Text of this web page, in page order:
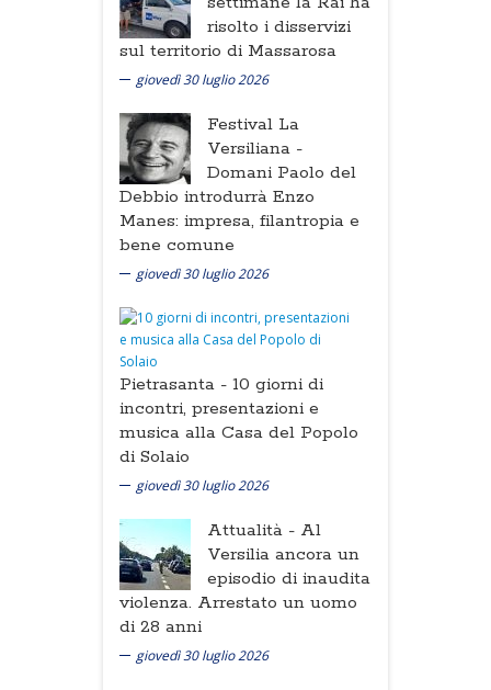
risolto i disservizi
sul territorio di Massarosa
giovedì 30 luglio 2026
Festival La
Versiliana -
Domani Paolo del
Debbio introdurrà Enzo
Manes: impresa, filantropia e
bene comune
giovedì 30 luglio 2026
Pietrasanta - 10 giorni di
incontri, presentazioni e
musica alla Casa del Popolo
di Solaio
giovedì 30 luglio 2026
Attualità - Al
Versilia ancora un
episodio di inaudita
violenza. Arrestato un uomo
di 28 anni
giovedì 30 luglio 2026